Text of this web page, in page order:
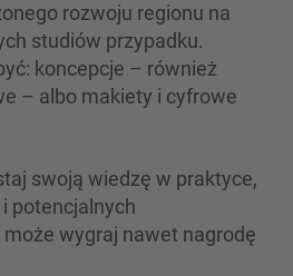
rozwoju regionu na
studiów przypadku.
koncepcje – również
– albo makiety i cyfrowe
swoją wiedzę w praktyce,
potencjalnych
wygraj nawet nagrodę